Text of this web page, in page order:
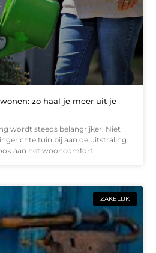
zo haal je meer uit je
wordt steeds belangrijker. Niet
tuin bij aan de uitstraling
aan het wooncomfort
ZAKELIJK